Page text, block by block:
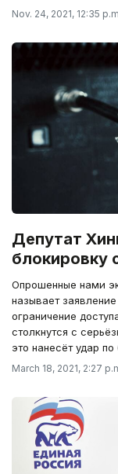
Nov. 24, 2021, 12:35
Депутат
блокировку
Опрошенные нами
называет
ограничение
столкнутся с
это нанесёт удар по
March 18, 2021, 2:27